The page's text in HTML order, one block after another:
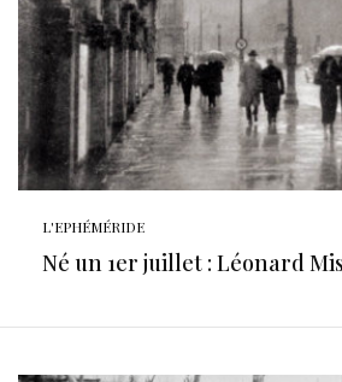
L'EPHÉMÉRIDE
Né un 1er juillet : Léonard